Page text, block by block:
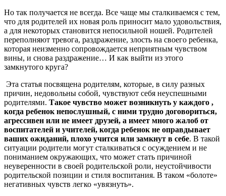
Но так получается не всегда. Все чаще мы сталкиваемся с тем,
что для родителей их новая роль приносит мало удовольствия,
а для некоторых становится непосильной ношей. Родителей
переполняют тревога, раздражение, злость на своего ребенка,
которая неизменно сопровождается неприятным чувством
вины, и снова раздражение… И как выйти из этого
замкнутого круга?
Эта статья посвящена родителям, которые, в силу разных
причин, недовольны собой, чувствуют себя неуспешными
родителями. Такое чувство может возникнуть у каждого ,
когда ребенок непослушный, с ними трудно договориться,
агрессивен или не имеет друзей, а имеет много жалоб от
воспитателей и учителей, когда ребенок не оправдывает
ваших ожиданий, плохо учится или замкнут в себе. В такой
ситуации родители могут сталкиваться с осуждением и не
пониманием окружающих, что может стать причиной
неуверенности в своей родительской роли, неустойчивости
родительской позиции и стиля воспитания. В таком «болоте»
негативных чувств легко «увязнуть».